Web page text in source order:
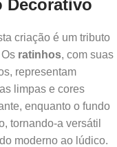
Decorativo
criação é um tributo
ratinhos, com suas
representam
limpas e cores
enquanto o fundo
tornando-a versátil
moderno ao lúdico.